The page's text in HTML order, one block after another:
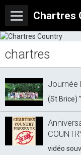
Chartres
chartres
Journée
(St Brice) "
vidéo